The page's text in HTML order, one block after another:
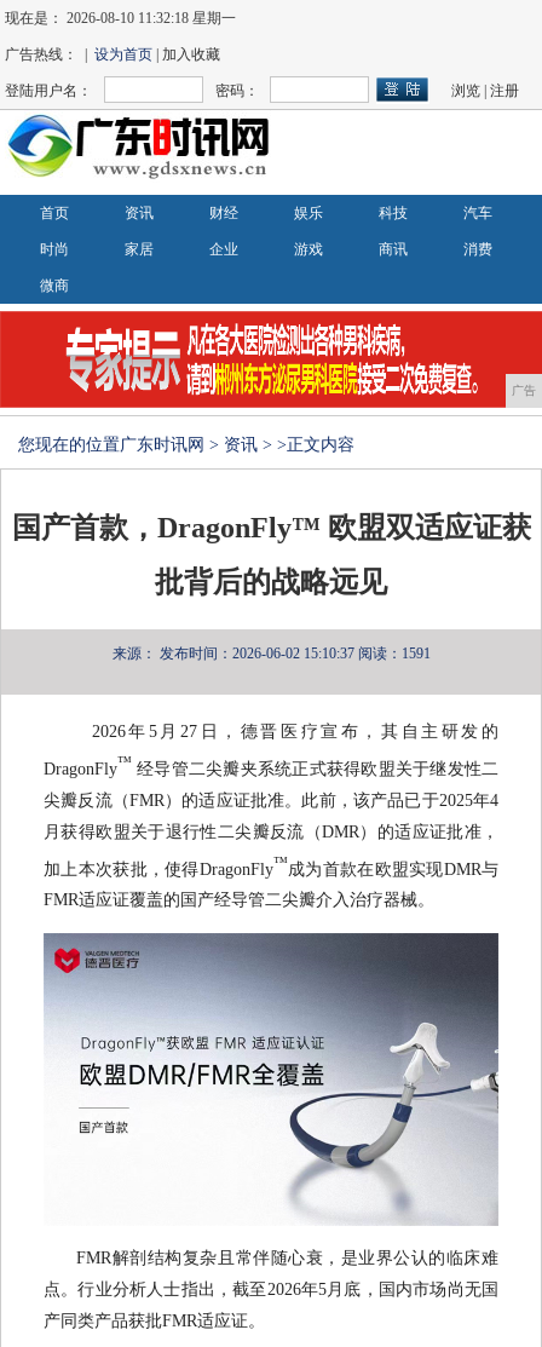
现在是：2026-08-10 11:32:19 星期一
广告热线： |设为首页 | 加入收藏
登陆用户名： 密码： 浏览 |注册
首页 资讯 财经 娱乐 科技 汽车
时尚 家居 企业 游戏 商讯 消费
微商
广告
您现在的位置广东时讯网 > 资讯 > >正文内容
国产首款，DragonFly™ 欧盟双适应证获
批背后的战略远见
来源： 发布时间：2026-06-02 15:10:37 阅读：1591
2026年5月27日，德晋医疗宣布，其自主研发的
DragonFly™ 经导管二尖瓣夹系统正式获得欧盟关于继发性二
尖瓣反流（FMR）的适应证批准。此前，该产品已于2025年4
月获得欧盟关于退行性二尖瓣反流（DMR）的适应证批准，
加上本次获批，使得DragonFly™成为首款在欧盟实现DMR与
FMR适应证覆盖的国产经导管二尖瓣介入治疗器械。
FMR解剖结构复杂且常伴随心衰，是业界公认的临床难
点。行业分析人士指出，截至2026年5月底，国内市场尚无国
产同类产品获批FMR适应证。